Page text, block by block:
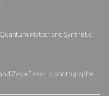
Matter and Synthetic
Zeste" avec la photographe